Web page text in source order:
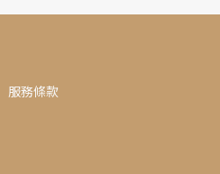
服務條款